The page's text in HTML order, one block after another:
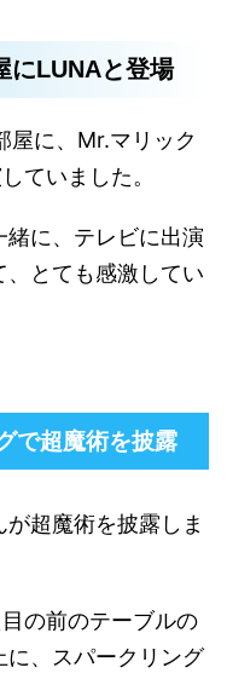
にLUNAと登場
屋に、Mr.マリック
ていました。
に、テレビに出演
とても感激してい
で超魔術を披露
超魔術を披露しま
の前のテーブルの
、スパークリング